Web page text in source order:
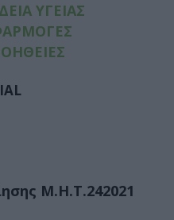
ΥΓΕΙΑΣ
Μ.Η.Τ.242021